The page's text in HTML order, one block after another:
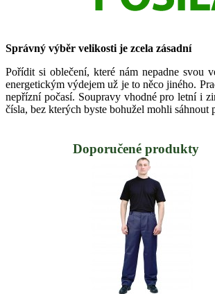
Správný výběr velikosti je zcela zásadní
Pořídit si oblečení, které nám nepadne
energetickým výdejem už je to něco jiného.
nepřízní počasí. Soupravy vhodné pro letní i
čísla, bez kterých byste bohužel mohli
Doporučené produkty